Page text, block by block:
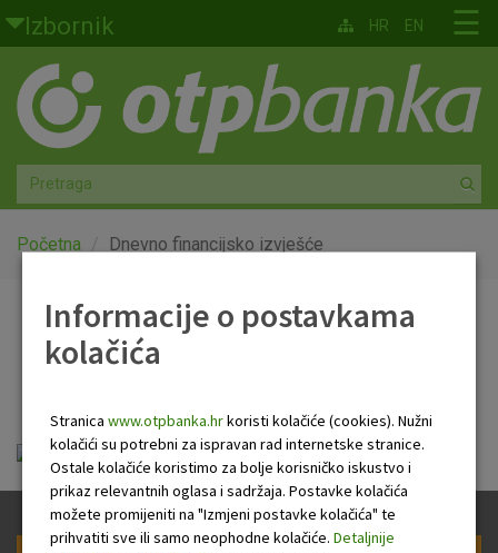
Skoči na glavni sadržaj
Izbornik
Građani
Privatno bankarstvo
Agro
Mala poduzeća i obrtnici
Globalna tržišta
O nama
☰
HR EN
Početna Dnevno financijsko izvješće
Dnevno financijsko
Dnevno financijsko izvješće.pdf
Informacije o postavkama
kolačića
Stranica www.otpbanka.hrkoristi kolačiće (cookies). Nužni
kolačići su potrebni za ispravan rad internetske stranice.
Ostale kolačiće koristimo za bolje korisničko iskustvo i
prikaz relevantnih oglasa i sadržaja. Postavke kolačića
možete promijeniti na "Izmjeni postavke kolačića" te
prihvatiti sve ili samo neophodne kolačiće. Detaljnije